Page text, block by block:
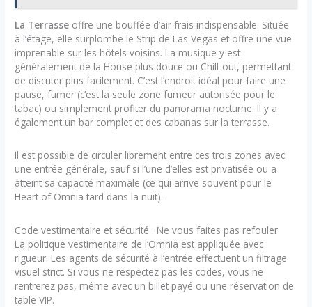
La Terrasse offre une bouffée d’air frais indispensable. Située
à l’étage, elle surplombe le Strip de Las Vegas et offre une vue
imprenable sur les hôtels voisins. La musique y est
généralement de la House plus douce ou Chill-out, permettant
de discuter plus facilement. C’est l’endroit idéal pour faire une
pause, fumer (c’est la seule zone fumeur autorisée pour le
tabac) ou simplement profiter du panorama nocturne. Il y a
également un bar complet et des cabanas sur la terrasse.
Il est possible de circuler librement entre ces trois zones avec
une entrée générale, sauf si l’une d’elles est privatisée ou a
atteint sa capacité maximale (ce qui arrive souvent pour le
Heart of Omnia tard dans la nuit).
Code vestimentaire et sécurité : Ne vous faites pas refouler
La politique vestimentaire de l’Omnia est appliquée avec
rigueur. Les agents de sécurité à l’entrée effectuent un filtrage
visuel strict. Si vous ne respectez pas les codes, vous ne
rentrerez pas, même avec un billet payé ou une réservation de
table VIP.